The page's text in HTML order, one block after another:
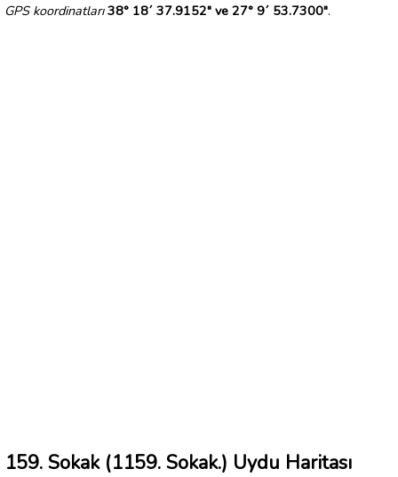
GPS koordinatları 38° 18´ 37.9152" ve 27° 9´ 53.7300".
159. Sokak (1159. Sokak.) Uydu Haritası